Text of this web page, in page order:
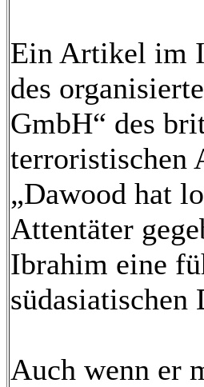
Ein Artikel im
des
GmbH“ des
terroristischen
„Dawood hat
Attentäter
Ibrahim eine
südasiatischen
Auch wenn er